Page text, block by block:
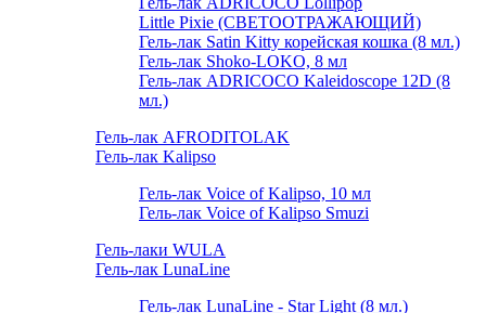
Little Pixie (СВЕТООТРАЖАЮЩИЙ)
Гель-лак Satin Kitty корейская кошка (8 мл.)
Гель-лак Shoko-LOKO, 8 мл
Гель-лак ADRICOCO Kaleidoscope 12D (8
мл.)
Гель-лак AFRODITOLAK
Гель-лак Kalipso
Гель-лак Voice of Kalipso, 10 мл
Гель-лак Voice of Kalipso Smuzi
Гель-лаки WULA
Гель-лак LunaLine
Гель-лак LunaLine - Star Light (8 мл.)